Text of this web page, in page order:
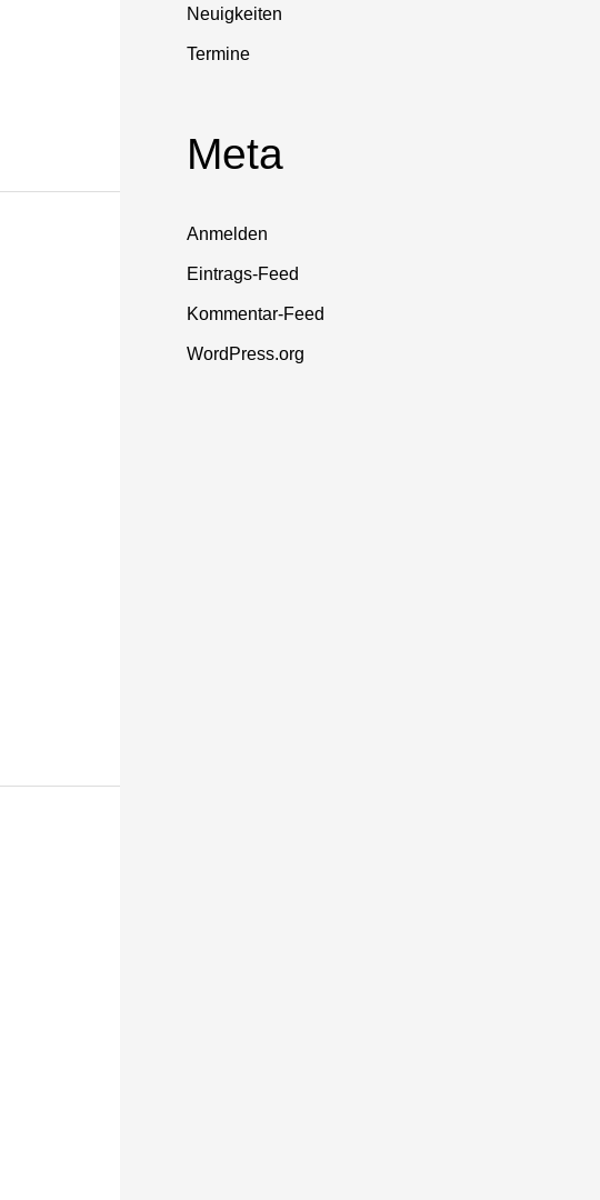
Neuigkeiten
Termine
Meta
Anmelden
Eintrags-Feed
Kommentar-Feed
WordPress.org